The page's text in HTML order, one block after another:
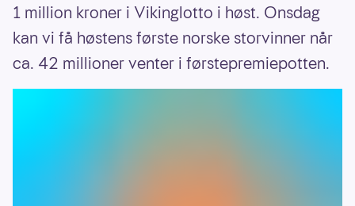
1 million kroner i Vikinglotto i høst. Onsdag
kan vi få høstens første norske storvinner når
ca. 42 millioner venter i førstepremiepotten.